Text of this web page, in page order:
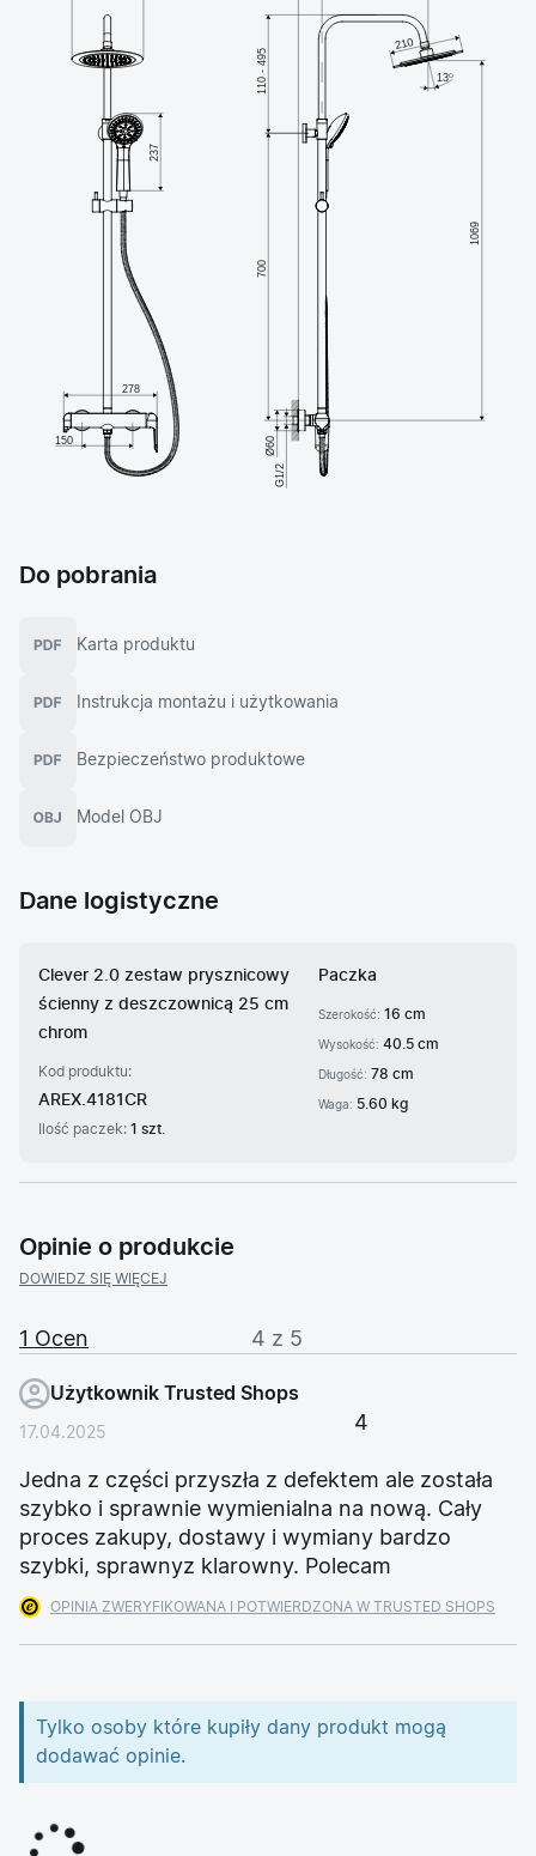
Do pobrania
Karta produktu
Instrukcja montażu i użytkowania
Bezpieczeństwo produktowe
Model OBJ
Dane logistyczne
Clever 2.0 zestaw prysznicowy
ścienny z deszczownicą 25 cm
chrom
Kod produktu:
AREX.4181CR
Ilość paczek: 1 szt.
Paczka
Szerokość:16 cm
Wysokość:40.5 cm
Długość: 78 cm
Waga: 5.60 kg
Opinie o produkcie
DOWIEDZ SIĘ WIĘCEJ
1 Ocen 4 z 5
Użytkownik Trusted Shops
4
17.04.2025
Jedna z części przyszła z defektem ale została
szybko i sprawnie wymienialna na nową. Cały
proces zakupy, dostawy i wymiany bardzo
szybki, sprawnyz klarowny. Polecam
OPINIA ZWERYFIKOWANA I POTWIERDZONA W TRUSTED SHOPS
Tylko osoby które kupiły dany produkt mogą
dodawać opinie.